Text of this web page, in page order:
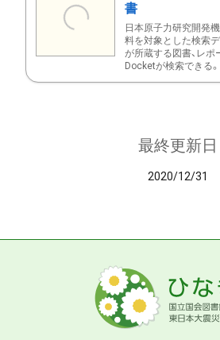
書
日本原子力研究開発
料を対象とした検索
が所蔵する図書、レポ
Docketが検索できる。
最終更新日
2020/12/31